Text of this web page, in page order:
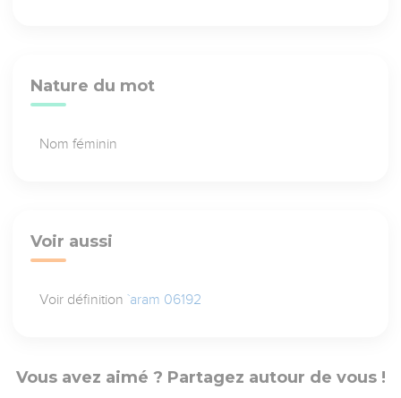
Nature du mot
Nom féminin
Voir aussi
Voir définition`aram 06192
Vous avez aimé ? Partagez autour de vous !